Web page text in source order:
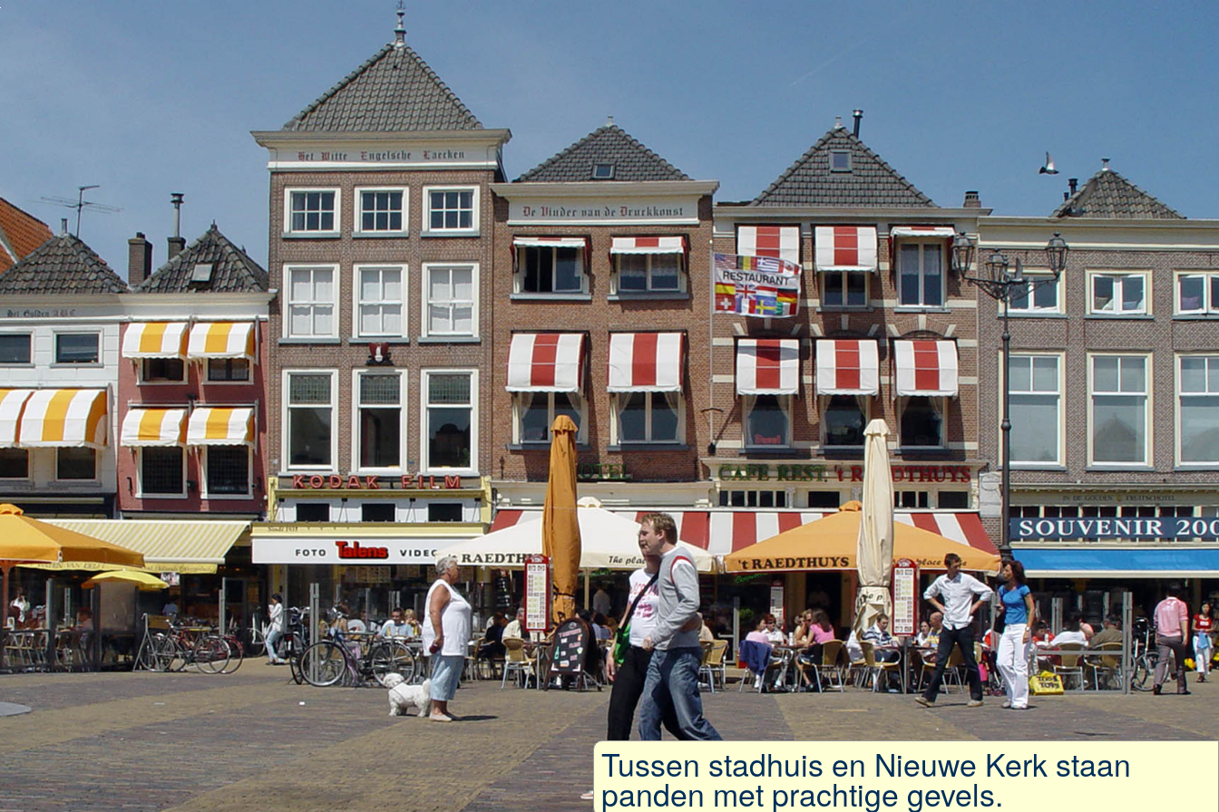
Tussen stadhuis en Nieuwe Kerk staan
panden met prachtige gevels.